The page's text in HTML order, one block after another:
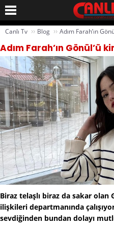
Canlı Tv ›› Blog ›› Adım Farah’ın
Adım Farah’ın Gönül’ü
Biraz telaşlı biraz da sakar
ilişkileri departmanında
sevdiğinden bundan dolayı